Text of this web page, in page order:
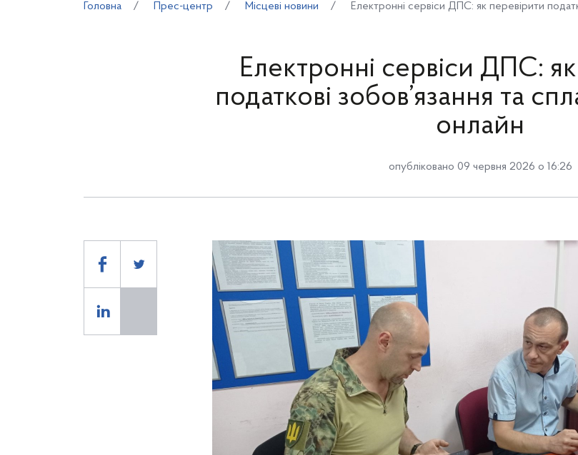
Головна Прес-центр Місцеві новини Електронні сервіси ДПС: як перевірити
Електронні сервіси ДПС:
податкові зобов’язання та
онлайн
опубліковано 09 червня 2026 о 16:26